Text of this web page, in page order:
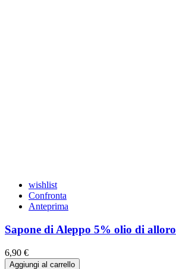
wishlist
Confronta
Anteprima
Sapone di Aleppo 5% olio di alloro
6,90 €
Aggiungi al carrello